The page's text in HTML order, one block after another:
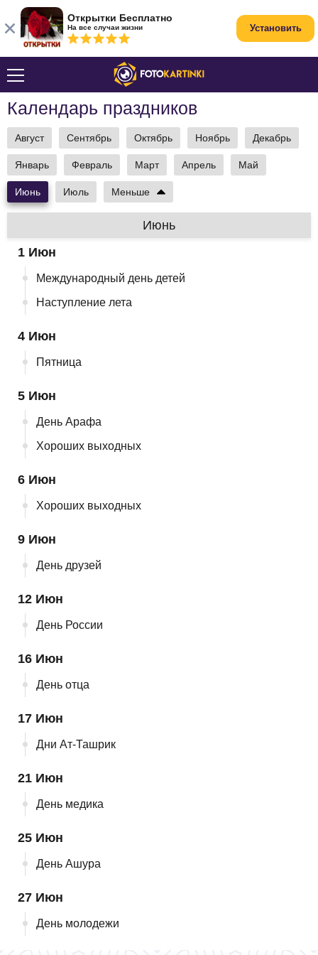
Календарь праздников
Август Сентябрь Октябрь Ноябрь Декабрь
Январь Февраль Март Апрель Май
Июнь Июль Меньше
Июнь
1 Июн
Международный день детей
Наступление лета
4 Июн
Пятница
5 Июн
День Арафа
Хороших выходных
6 Июн
Хороших выходных
9 Июн
День друзей
12 Июн
День России
16 Июн
День отца
17 Июн
Дни Ат-Ташрик
21 Июн
День медика
25 Июн
День Ашура
27 Июн
День молодежи
Открытки Бесплатно
На все случаи жизни Установить